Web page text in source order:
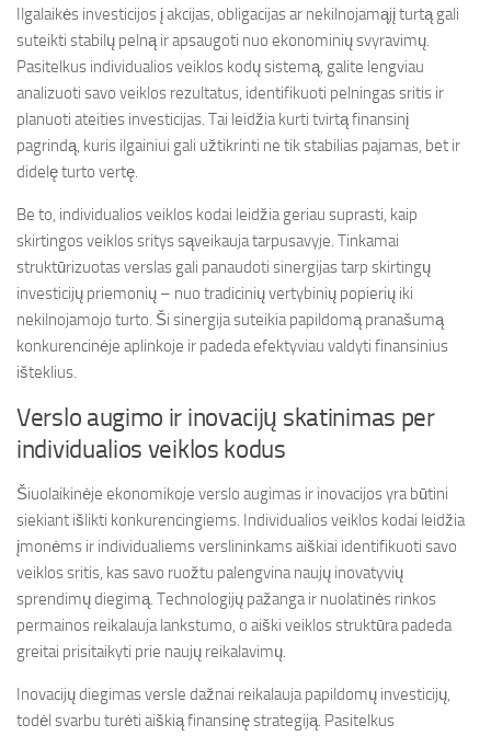
Ilgalaikės investicijos į akcijas, obligacijas ar nekilnojamąjį turtą gali
suteikti stabilų pelną ir apsaugoti nuo ekonominių svyravimų.
Pasitelkus individualios veiklos kodų sistemą, galite lengviau
analizuoti savo veiklos rezultatus, identifikuoti pelningas sritis ir
planuoti ateities investicijas. Tai leidžia kurti tvirtą finansinį
pagrindą, kuris ilgainiui gali užtikrinti ne tik stabilias pajamas, bet ir
didelę turto vertę.
Be to, individualios veiklos kodai leidžia geriau suprasti, kaip
skirtingos veiklos sritys sąveikauja tarpusavyje. Tinkamai
struktūrizuotas verslas gali panaudoti sinergijas tarp skirtingų
investicijų priemonių – nuo tradicinių vertybinių popierių iki
nekilnojamojo turto. Ši sinergija suteikia papildomą pranašumą
konkurencinėje aplinkoje ir padeda efektyviau valdyti finansinius
išteklius.
Verslo augimo ir inovacijų skatinimas per
individualios veiklos kodus
Šiuolaikinėje ekonomikoje verslo augimas ir inovacijos yra būtini
siekiant išlikti konkurencingiems. Individualios veiklos kodai leidžia
įmonėms ir individualiems verslininkams aiškiai identifikuoti savo
veiklos sritis, kas savo ruožtu palengvina naujų inovatyvių
sprendimų diegimą. Technologijų pažanga ir nuolatinės rinkos
permainos reikalauja lankstumo, o aiški veiklos struktūra padeda
greitai prisitaikyti prie naujų reikalavimų.
Inovacijų diegimas versle dažnai reikalauja papildomų investicijų,
todėl svarbu turėti aiškią finansinę strategiją. Pasitelkus